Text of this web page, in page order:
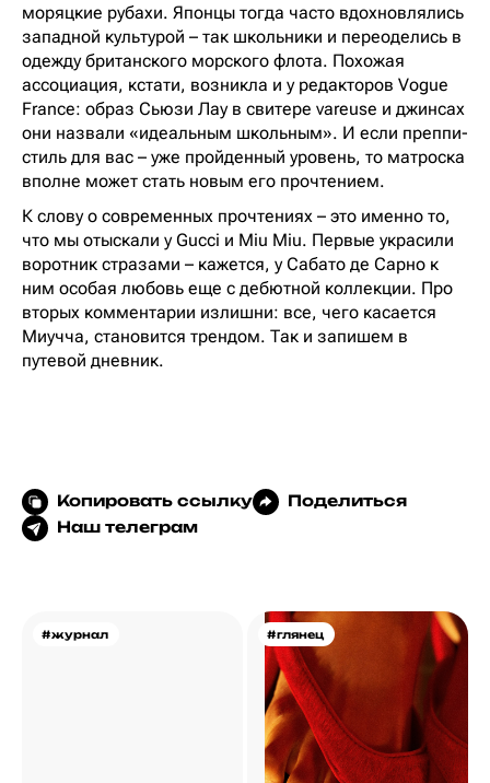
моряцкие рубахи. Японцы тогда часто вдохновлялись
западной культурой – так школьники и переоделись в
одежду британского морского флота. Похожая
ассоциация, кстати, возникла и у редакторов Vogue
France: образ Сьюзи Лау в свитере vareuse и джинсах
они назвали «идеальным школьным». И если преппи-
стиль для вас – уже пройденный уровень, то матроска
вполне может стать новым его прочтением.
К слову о современных прочтениях – это именно то,
что мы отыскали у Gucci и Miu Miu. Первые украсили
воротник стразами – кажется, у Сабато де Сарно к
ним особая любовь еще с дебютной коллекции. Про
вторых комментарии излишни: все, чего касается
Миучча, становится трендом. Так и запишем в
путевой дневник.
Копировать ссылку
Поделиться
Наш телеграм
#журнал #глянец